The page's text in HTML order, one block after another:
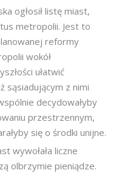
ogłosił listę miast,
metropolii. Jest to
reformy
wokół
ułatwić
sąsiadującym z nimi
decydowałyby
przestrzennym,
się o środki unijne.
wywołała liczne
olbrzymie pieniądze.